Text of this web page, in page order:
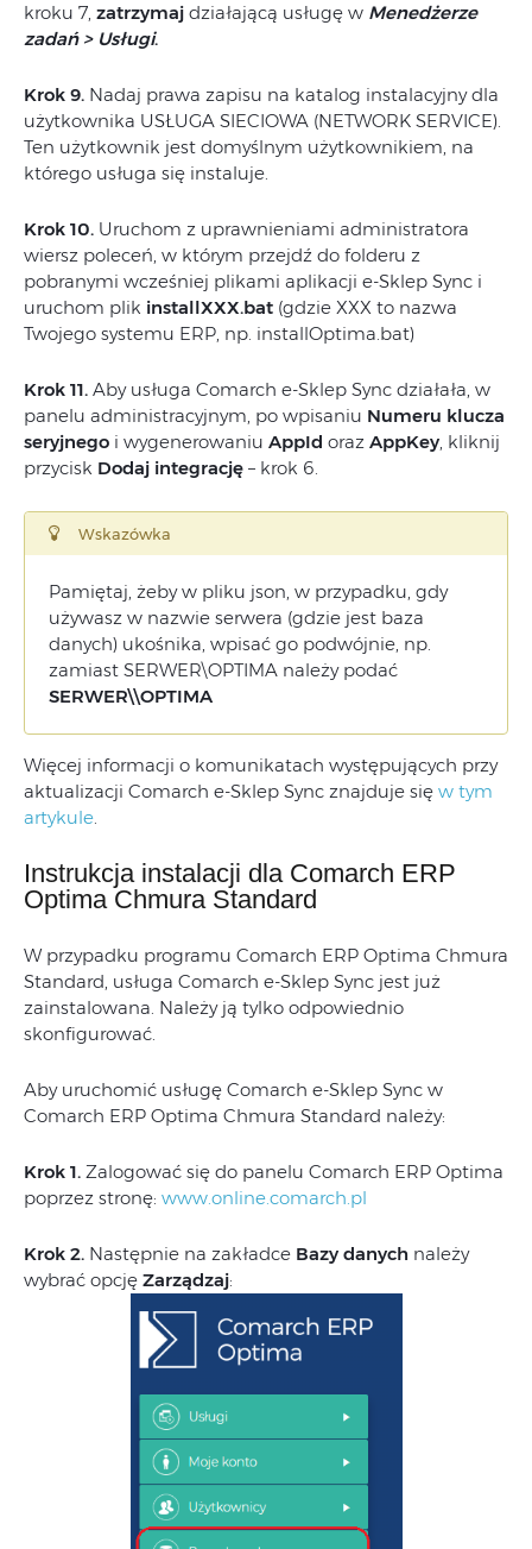
kroku 7, zatrzymaj działającą usługę w Menedżerze
zadań > Usługi.
Krok 9. Nadaj prawa zapisu na katalog instalacyjny dla
użytkownika USŁUGA SIECIOWA (NETWORK SERVICE).
Ten użytkownik jest domyślnym użytkownikiem, na
którego usługa się instaluje.
Krok 10. Uruchom z uprawnieniami administratora
wiersz poleceń, w którym przejdź do folderu z
pobranymi wcześniej plikami aplikacji e-Sklep Sync i
uruchom plik installXXX.bat (gdzie XXX to nazwa
Twojego systemu ERP, np. installOptima.bat)
Krok 11. Aby usługa Comarch e-Sklep Sync działała, w
panelu administracyjnym, po wpisaniu Numeru klucza
seryjnego i wygenerowaniu AppId oraz AppKey, kliknij
przycisk Dodaj integrację – krok 6.
Wskazówka
Pamiętaj, żeby w pliku json, w przypadku, gdy
używasz w nazwie serwera (gdzie jest baza
danych) ukośnika, wpisać go podwójnie, np.
zamiast SERWER\OPTIMA należy podać
SERWER\\OPTIMA
Więcej informacji o komunikatach występujących przy
aktualizacji Comarch e-Sklep Sync znajduje się w tym
artykule.
Instrukcja instalacji dla Comarch ERP
Optima Chmura Standard
W przypadku programu Comarch ERP Optima Chmura
Standard, usługa Comarch e-Sklep Sync jest już
zainstalowana. Należy ją tylko odpowiednio
skonfigurować.
Aby uruchomić usługę Comarch e-Sklep Sync w
Comarch ERP Optima Chmura Standard należy:
Krok 1. Zalogować się do panelu Comarch ERP Optima
poprzez stronę: www.online.comarch.pl
Krok 2. Następnie na zakładce Bazy danych należy
wybrać opcję Zarządzaj: